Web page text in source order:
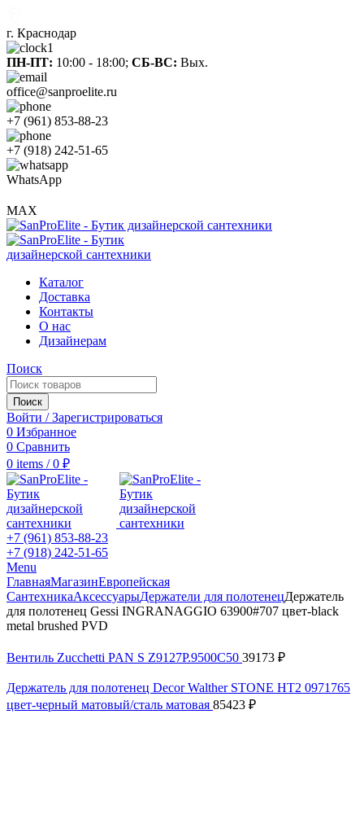
г. Краснодар
ПН-ПТ: 10:00 - 18:00; СБ-ВС: Вых.
office@sanproelite.ru
+7 (961) 853-88-23
+7 (918) 242-51-65
WhatsApp
MAX
Каталог
Доставка
Контакты
О нас
Дизайнерам
Поиск
Поиск
Войти / Зарегистрироваться
0 Избранное
0 Сравнить
0 items / 0 ₽
+7 (961) 853-88-23
+7 (918) 242-51-65
Menu
ГлавнаяМагазинЕвропейская
СантехникаАксессуарыДержатели для полотенецДержатель
для полотенец Gessi INGRANAGGIO 63900#707 цвет-black
metal brushed PVD
Вентиль Zucchetti PAN S Z9127P.9500C50 39173 ₽
Держатель для полотенец Decor Walther STONE HT2 0971765
цвет-черный матовый/сталь матовая 85423 ₽